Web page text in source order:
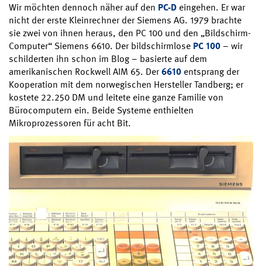
Wir möchten dennoch näher auf den PC-D eingehen. Er war
nicht der erste Kleinrechner der Siemens AG. 1979 brachte
sie zwei von ihnen heraus, den PC 100 und den „Bildschirm-
Computer“ Siemens 6610. Der bildschirmlose PC 100– wir
schilderten ihn schon im Blog – basierte auf dem
amerikanischen Rockwell AIM 65. Der6610 entsprang der
Kooperation mit dem norwegischen Hersteller Tandberg; er
kostete 22.250 DM und leitete eine ganze Familie von
Bürocomputern ein. Beide Systeme enthielten
Mikroprozessoren für acht Bit.